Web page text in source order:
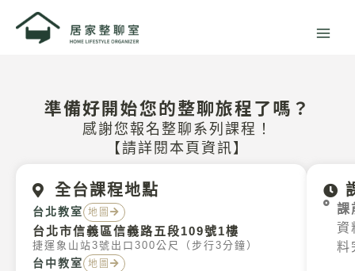
準備好開始您的整聊旅程了嗎？
感謝您報名整聊系列課程！
【請詳閱本頁資訊】​
全台課程地點
台北教室 地圖
台北市信義區信義路五段109號1樓
捷運象山站3號出口300公尺（步行3分鐘）
台中教室 地圖
課
資
料